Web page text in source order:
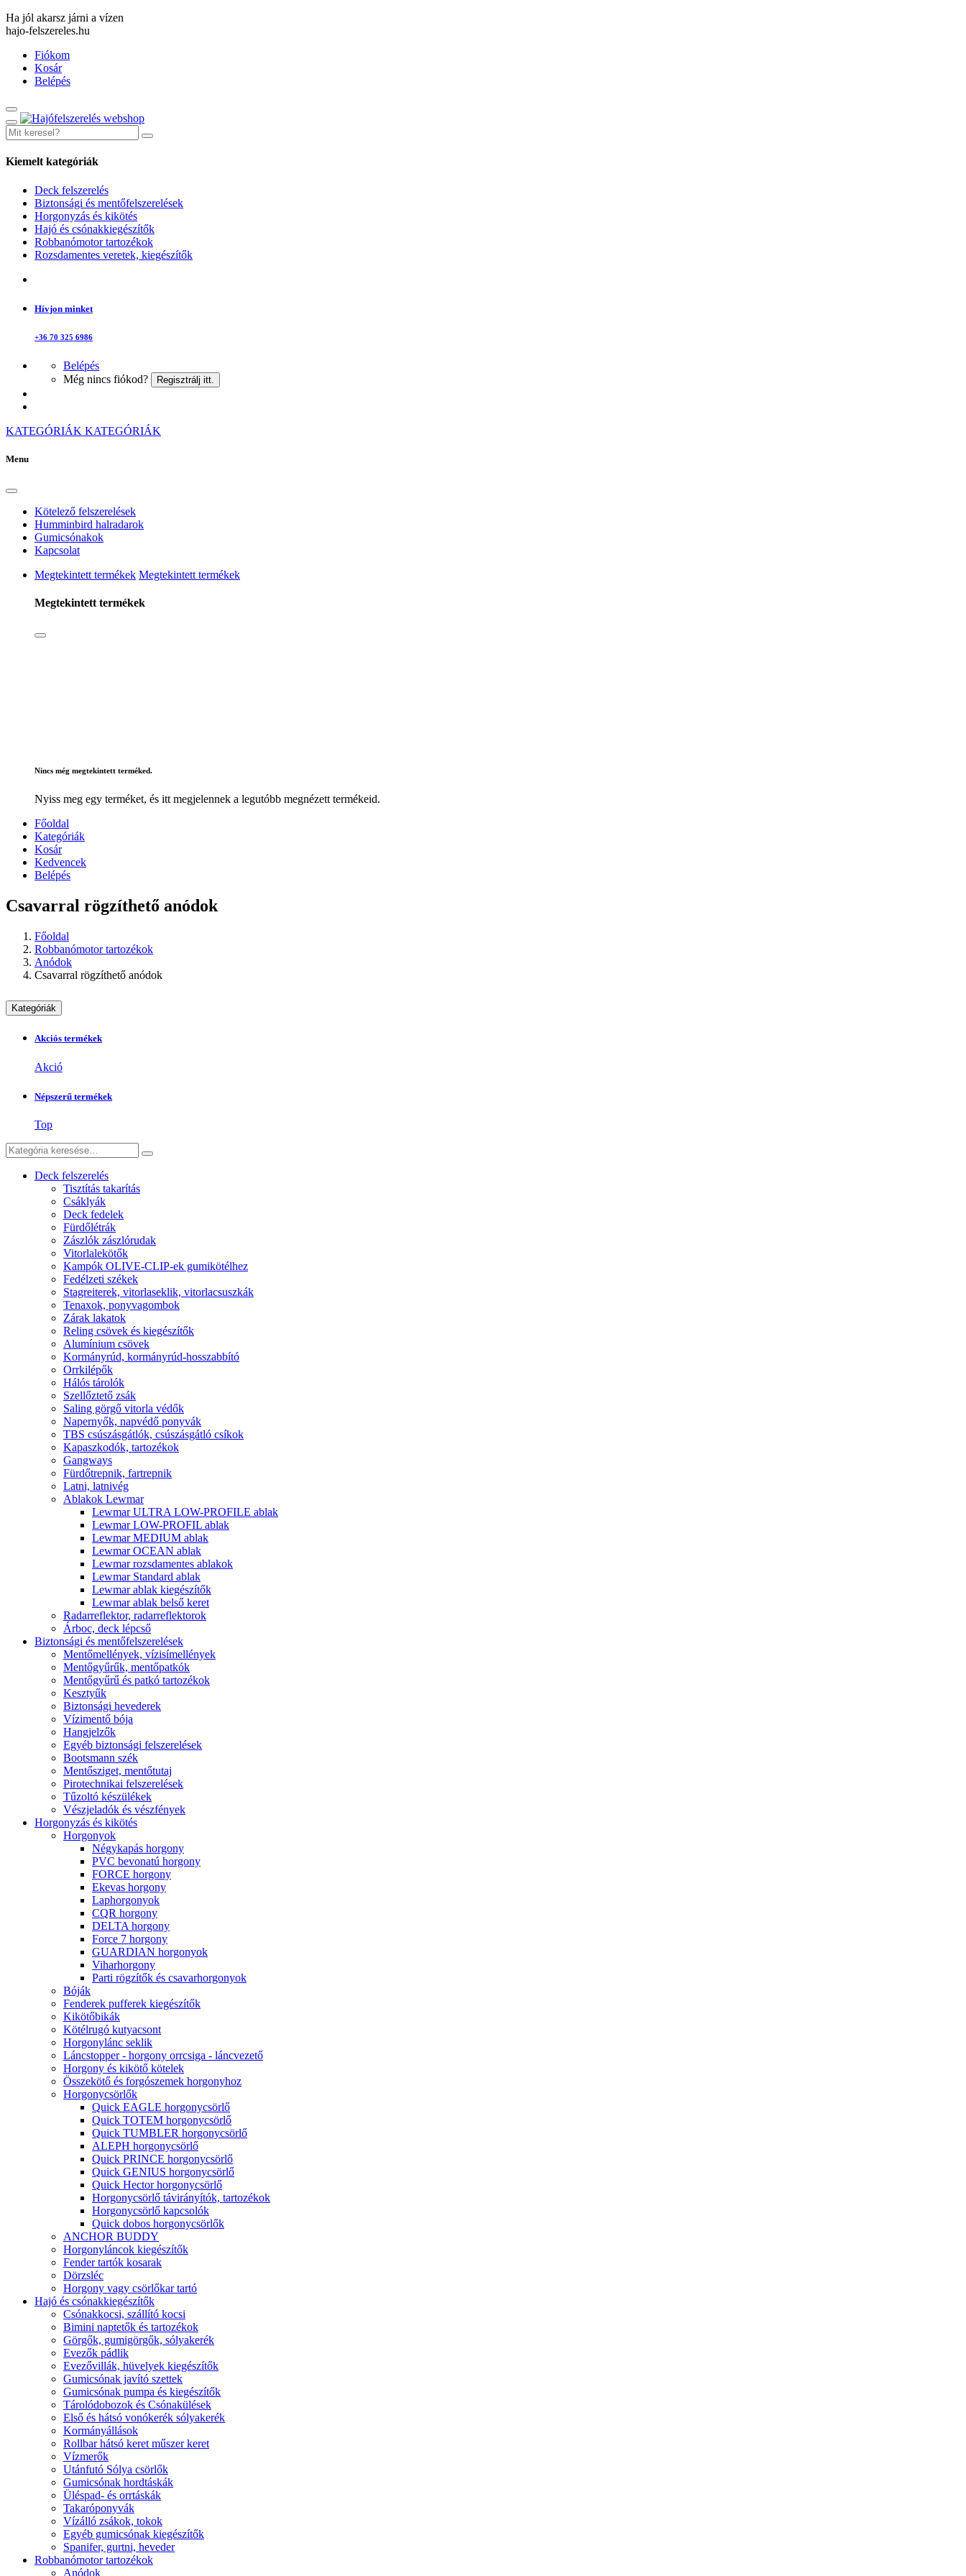
Ha jól akarsz járni a vízen
hajo-felszereles.hu
Fiókom
Kosár
Belépés
Kiemelt kategóriák
Deck felszerelés
Biztonsági és mentőfelszerelések
Horgonyzás és kikötés
Hajó és csónakkiegészítők
Robbanómotor tartozékok
Rozsdamentes veretek, kiegészítők
Hívjon minket
+36 70 325 6986
Belépés
Még nincs fiókod?
Regisztrálj itt.
KATEGÓRIÁK KATEGÓRIÁK
Menu
Kötelező felszerelések
Humminbird halradarok
Gumicsónakok
Kapcsolat
Megtekintett termékek Megtekintett termékek
Megtekintett termékek
Nincs még megtekintett terméked.
Nyiss meg egy terméket, és itt megjelennek a legutóbb megnézett termékeid.
Főoldal
Kategóriák
Kosár
Kedvencek
Belépés
Csavarral rögzíthető anódok
Főoldal
Robbanómotor tartozékok
Anódok
Csavarral rögzíthető anódok
Kategóriák
Akciós termékek
Akció
Népszerű termékek
Top
Deck felszerelés
Tisztítás takarítás
Csáklyák
Deck fedelek
Fürdőlétrák
Zászlók zászlórudak
Vitorlalekötők
Kampók OLIVE-CLIP-ek gumikötélhez
Fedélzeti székek
Stagreiterek, vitorlaseklik, vitorlacsuszkák
Tenaxok, ponyvagombok
Zárak lakatok
Reling csövek és kiegészítők
Alumínium csövek
Kormányrúd, kormányrúd-hosszabbító
Orrkilépők
Hálós tárolók
Szellőztető zsák
Saling görgő vitorla védők
Napernyők, napvédő ponyvák
TBS csúszásgátlók, csúszásgátló csíkok
Kapaszkodók, tartozékok
Gangways
Fürdőtrepnik, fartrepnik
Latni, latnivég
Ablakok Lewmar
Lewmar ULTRA LOW-PROFILE ablak
Lewmar LOW-PROFIL ablak
Lewmar MEDIUM ablak
Lewmar OCEAN ablak
Lewmar rozsdamentes ablakok
Lewmar Standard ablak
Lewmar ablak kiegészítők
Lewmar ablak belső keret
Radarreflektor, radarreflektorok
Árboc, deck lépcső
Biztonsági és mentőfelszerelések
Mentőmellények, vízisímellények
Mentőgyűrűk, mentőpatkók
Mentőgyűrű és patkó tartozékok
Kesztyűk
Biztonsági hevederek
Vízimentő bója
Hangjelzők
Egyéb biztonsági felszerelések
Bootsmann szék
Mentősziget, mentőtutaj
Pirotechnikai felszerelések
Tűzoltó készülékek
Vészjeladók és vészfények
Horgonyzás és kikötés
Horgonyok
Négykapás horgony
PVC bevonatú horgony
FORCE horgony
Ekevas horgony
Laphorgonyok
CQR horgony
DELTA horgony
Force 7 horgony
GUARDIAN horgonyok
Viharhorgony
Parti rögzítők és csavarhorgonyok
Bóják
Fenderek pufferek kiegészítők
Kikötőbikák
Kötélrugó kutyacsont
Horgonylánc seklik
Láncstopper - horgony orrcsiga - láncvezető
Horgony és kikötő kötelek
Összekötő és forgószemek horgonyhoz
Horgonycsörlők
Quick EAGLE horgonycsörlő
Quick TOTEM horgonycsörlő
Quick TUMBLER horgonycsörlő
ALEPH horgonycsörlő
Quick PRINCE horgonycsörlő
Quick GENIUS horgonycsörlő
Quick Hector horgonycsörlő
Horgonycsörlő távirányítók, tartozékok
Horgonycsörlő kapcsolók
Quick dobos horgonycsörlők
ANCHOR BUDDY
Horgonyláncok kiegészítők
Fender tartók kosarak
Dörzsléc
Horgony vagy csörlőkar tartó
Hajó és csónakkiegészítők
Csónakkocsi, szállító kocsi
Bimini naptetők és tartozékok
Görgők, gumigörgők, sólyakerék
Evezők pádlik
Evezővillák, hüvelyek kiegészítők
Gumicsónak javító szettek
Gumicsónak pumpa és kiegészítők
Tárolódobozok és Csónakülések
Első és hátsó vonókerék sólyakerék
Kormányállások
Rollbar hátsó keret műszer keret
Vízmerők
Utánfutó Sólya csörlők
Gumicsónak hordtáskák
Üléspad- és orrtáskák
Takaróponyvák
Vízálló zsákok, tokok
Egyéb gumicsónak kiegészítők
Spanifer, gurtni, heveder
Robbanómotor tartozékok
Anódok